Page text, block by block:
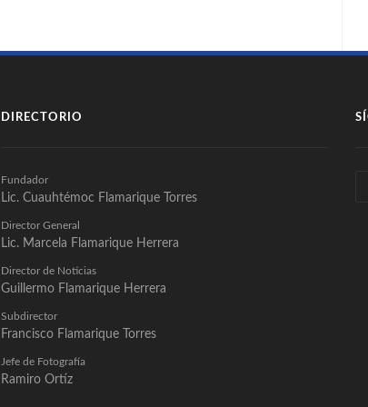
DIRECTORIO
Fundador
Lic. Cuauhtémoc Flamarique Torres
Director General
Lic. Marcela Flamarique Herrera
Director de Noticias
Guillermo Flamarique Herrera
Subdirector
Francisco Flamarique Torres
Jefe de Fotografía
Ramiro Ortíz